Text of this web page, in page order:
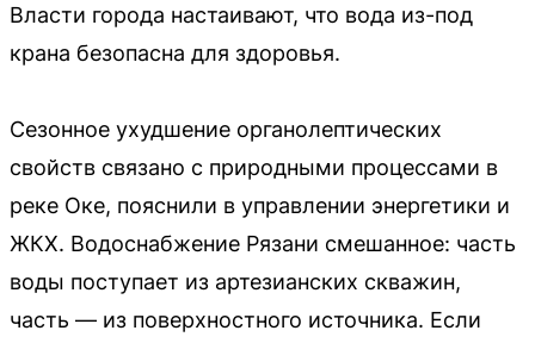
Власти города настаивают, что вода из-под
крана безопасна для здоровья.
Сезонное ухудшение органолептических
свойств связано с природными процессами в
реке Оке, пояснили в управлении энергетики и
ЖКХ. Водоснабжение Рязани смешанное: часть
воды поступает из артезианских скважин,
часть — из поверхностного источника. Если